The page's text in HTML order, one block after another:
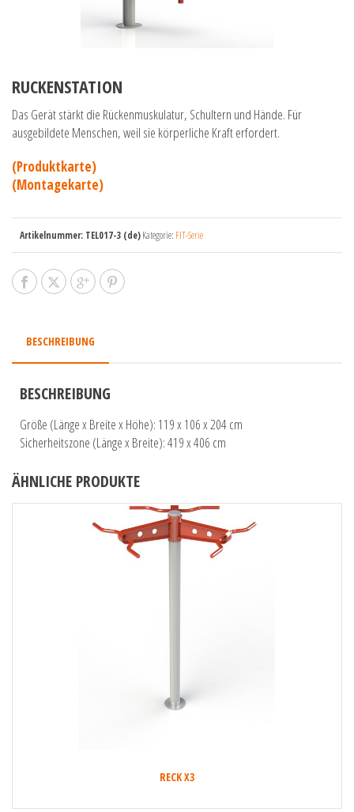
RUCKENSTATION
Das Gerät stärkt die Rückenmuskulatur, Schultern und Hände. Für
ausgebildete Menschen, weil sie körperliche Kraft erfordert.
(Produktkarte)
(Montagekarte)
Artikelnummer: TEL017-3 (de)Kategorie: FIT-Serie
BESCHREIBUNG
BESCHREIBUNG
Größe (Länge x Breite x Höhe): 119 x 106 x 204 cm
Sicherheitszone (Länge x Breite): 419 x 406 cm
ÄHNLICHE PRODUKTE
RECK X3